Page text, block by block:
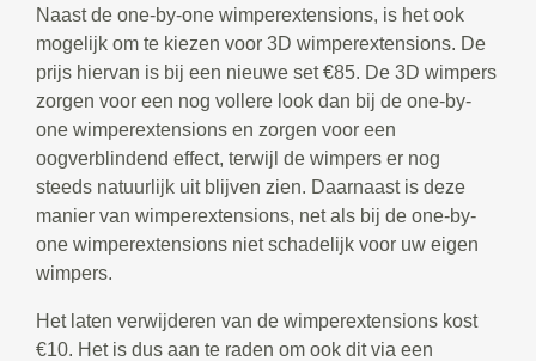
Naast de one-by-one wimperextensions, is het ook
mogelijk om te kiezen voor 3D wimperextensions. De
prijs hiervan is bij een nieuwe set €85. De 3D wimpers
zorgen voor een nog vollere look dan bij de one-by-
one wimperextensions en zorgen voor een
oogverblindend effect, terwijl de wimpers er nog
steeds natuurlijk uit blijven zien. Daarnaast is deze
manier van wimperextensions, net als bij de one-by-
one wimperextensions niet schadelijk voor uw eigen
wimpers.
Het laten verwijderen van de wimperextensions kost
€10. Het is dus aan te raden om ook dit via een